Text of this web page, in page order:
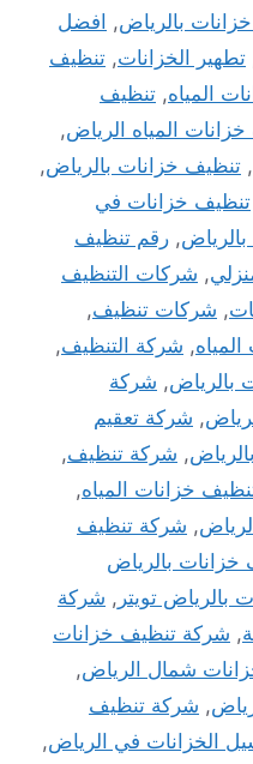
بالرياض, افضل
تطهير الخزانات, تنظيف
المياه, تنظيف
المياه الرياض,
, تنظيف خزانات بالرياض,
تنظيف خزانات في
, رقم تنظيف
, شركات التنظيف
, شركات تنظيف,
, شركة التنظيف,
بالرياض, شركة
, شركة تعقيم
, شركة تنظيف,
خزانات المياه,
, شركة تنظيف
بالرياض
تويتر , شركة
, شركة تنظيف خزانات
شمال الرياض,
, شركة تنظيف
الخزانات في الرياض,